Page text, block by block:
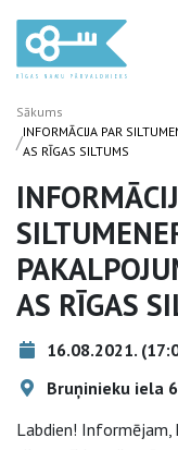
Sākums
/INFORMĀCIJA PAR
AS RĪGAS SILTUMS
AS RĪGAS
16.08.2021.
Bruņinieku iela
Labdien! Informējam,